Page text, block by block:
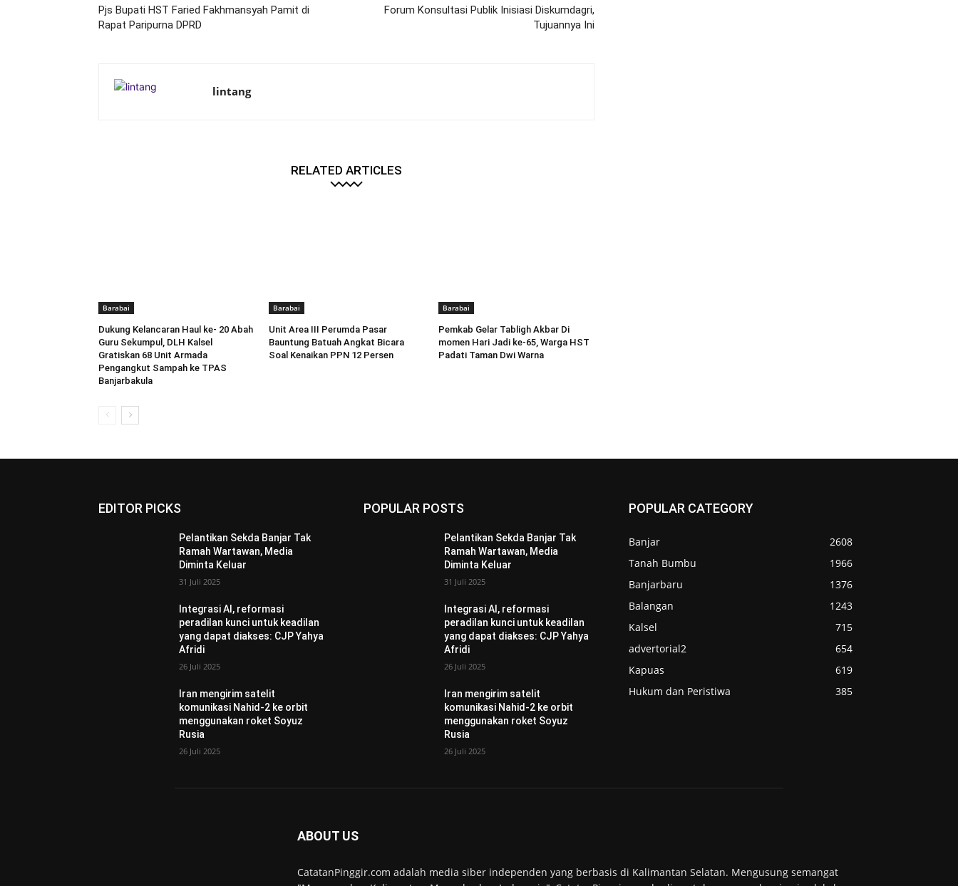
Pjs Bupati HST Faried Fakhmansyah Pamit di
Rapat Paripurna DPRD
Forum Konsultasi Publik Inisiasi Diskumdagri,
Tujuannya Ini
lintang
RELATED ARTICLES
Barabai
Dukung Kelancaran Haul ke- 20 Abah
Guru Sekumpul, DLH Kalsel
Gratiskan 68 Unit Armada
Pengangkut Sampah ke TPAS
Banjarbakula
Barabai
Unit Area III Perumda Pasar
Bauntung Batuah Angkat Bicara
Soal Kenaikan PPN 12 Persen
Barabai
Pemkab Gelar Tabligh Akbar Di
momen Hari Jadi ke-65, Warga HST
Padati Taman Dwi Warna
EDITOR PICKS
Pelantikan Sekda Banjar Tak
Ramah Wartawan, Media
Diminta Keluar
31 Juli 2025
Integrasi AI, reformasi
peradilan kunci untuk keadilan
yang dapat diakses: CJP Yahya
Afridi
26 Juli 2025
Iran mengirim satelit
komunikasi Nahid-2 ke orbit
menggunakan roket Soyuz
Rusia
26 Juli 2025
POPULAR POSTS
Pelantikan Sekda Banjar Tak
Ramah Wartawan, Media
Diminta Keluar
31 Juli 2025
Integrasi AI, reformasi
peradilan kunci untuk keadilan
yang dapat diakses: CJP Yahya
Afridi
26 Juli 2025
Iran mengirim satelit
komunikasi Nahid-2 ke orbit
menggunakan roket Soyuz
Rusia
26 Juli 2025
POPULAR CATEGORY
Banjar
2608
Tanah Bumbu
1966
Banjarbaru
1376
Balangan
1243
Kalsel
715
advertorial2
654
Kapuas
619
Hukum dan Peristiwa
385
ABOUT US
CatatanPinggir.com adalah media siber independen yang berbasis di Kalimantan Selatan. Mengusung semangat